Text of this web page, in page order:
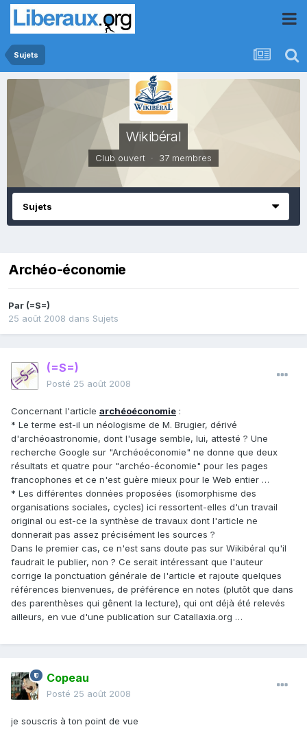
Sujets
Wikibéral
Club ouvert · 37 membres
Sujets
Archéo-économie
Par (=S=)
25 août 2008 dans Sujets
(=S=)
Posté 25 août 2008
Concernant l'article archéoéconomie :
* Le terme est-il un néologisme de M. Brugier, dérivé
d'archéoastronomie, dont l'usage semble, lui, attesté ? Une
recherche Google sur "Archéoéconomie" ne donne que deux
résultats et quatre pour "archéo-économie" pour les pages
francophones et ce n'est guère mieux pour le Web entier …
* Les différentes données proposées (isomorphisme des
organisations sociales, cycles) ici ressortent-elles d'un travail
original ou est-ce la synthèse de travaux dont l'article ne
donnerait pas assez précisément les sources ?
Dans le premier cas, ce n'est sans doute pas sur Wikibéral qu'il
faudrait le publier, non ? Ce serait intéressant que l'auteur
corrige la ponctuation générale de l'article et rajoute quelques
références bienvenues, de préférence en notes (plutôt que dans
des parenthèses qui gênent la lecture), qui ont déjà été relevés
ailleurs, en vue d'une publication sur Catallaxia.org …
Copeau
Posté 25 août 2008
je souscris à ton point de vue